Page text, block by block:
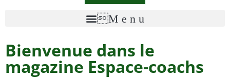
Bienvenue dans le
magazine Espace-coachs